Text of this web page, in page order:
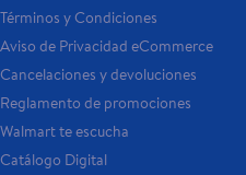
Términos y Condiciones
Aviso de Privacidad eCommerce
Cancelaciones y devoluciones
Reglamento de promociones
Walmart te escucha
Catálogo Digital